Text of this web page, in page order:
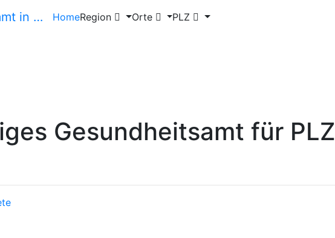
in … HomeRegion Orte
PLZ
Gesundheitsamt für PLZ